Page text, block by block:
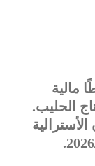
مالية
الحليب.